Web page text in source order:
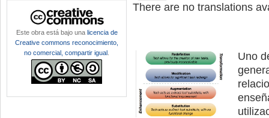
There are no translations
Uno
Este obra está bajo una licencia de
Creative commons reconocimiento,
no comercial, compartir igual